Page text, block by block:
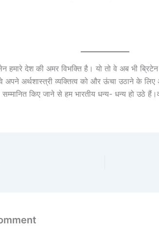
हमारे देश की अमर विभक्ति है। यो तो वे अब भी
अपने अर्थशास्त्री व्यक्तित्व को और ऊंचा उठाने के
किए जाने से हम भारतीय धन्य- धन्य हो उठे